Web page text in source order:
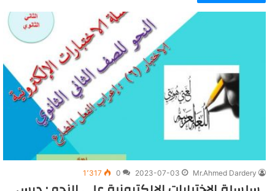
Mr.Ahmed Dardery
2023-07-03
0 1٬317